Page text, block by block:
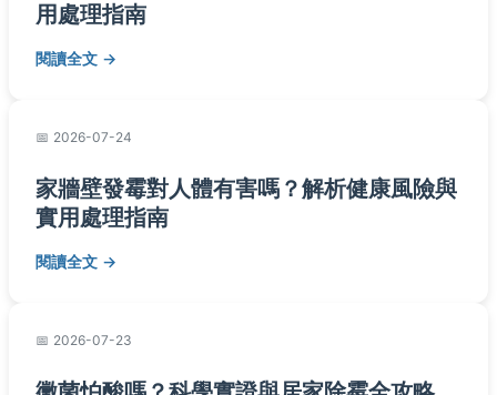
用處理指南
閱讀全文
2026-07-24
家牆壁發霉對人體有害嗎？解析健康風險與
實用處理指南
閱讀全文
2026-07-23